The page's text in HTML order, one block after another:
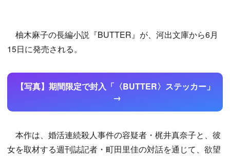
柚木麻子の長編小説『BUTTER』が、河出文庫から6月
15日に発売される。
【写真】期間限定で封入「〈BUTTER〉ステッカー」
本作は、婚活連続殺人事件の容疑者・梶井真奈子と、彼
女を取材する週刊誌記者・町田里佳の対話を通じて、欲望